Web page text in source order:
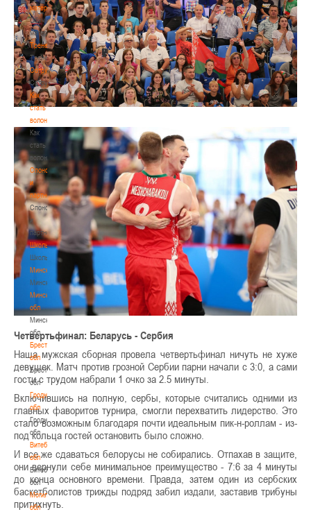
материалы
Обучающие
материалы
Тренерам
Тренерам
Сотрудничество
Сотрудничество
Как
стать
волонтером
Как
стать
волонтером
Спонсоры
и
партнеры
Спонсоры
и
партнеры
Школы
Школы
Минск
Минск
Минская
обл
Минская
обл
Брестская
обл
Брестская
обл
Гродненская
обл
Гродненская
обл
Витебская
обл
Витебская
обл
Могилевская
обл
Четвертьфинал: Беларусь - Сербия
Наша мужская сборная провела четвертьфинал ничуть не хуже
девушек. Матч против грозной Сербии парни начали с 3:0, а сами
гости с трудом набрали 1 очко за 2.5 минуты.
Включившись на полную, сербы, которые считались одними из
главных фаворитов турнира, смогли перехватить лидерство. Это
стало возможным благодаря почти идеальным пик-н-роллам - из-
под кольца гостей остановить было сложно.
И все же сдаваться белорусы не собирались. Отпахав в защите,
они вернули себе минимальное преимущество - 7:6 за 4 минуты
до конца основного времени. Правда, затем один из сербских
баскетболистов трижды подряд забил издали, заставив трибуны
притихнуть.